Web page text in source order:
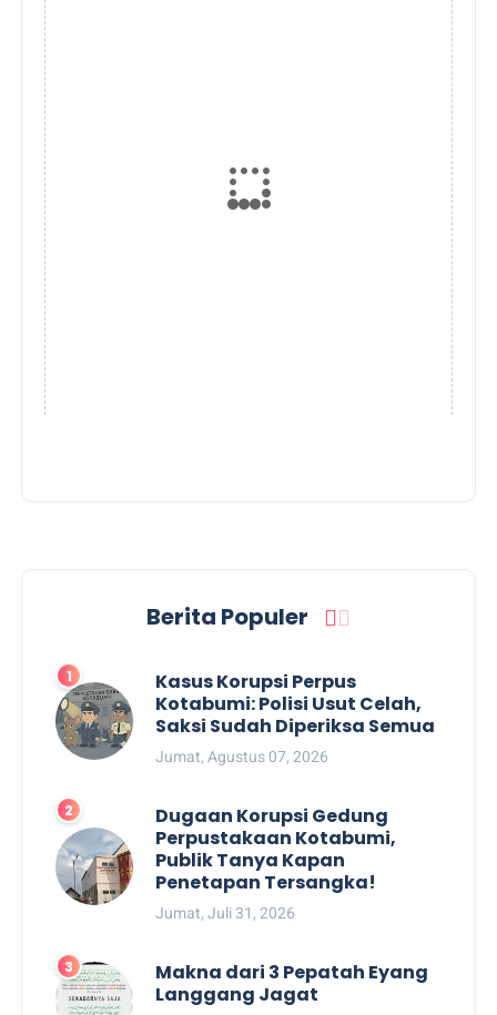
Berita Populer
Kasus Korupsi Perpus
Kotabumi: Polisi Usut Celah,
Saksi Sudah Diperiksa Semua
Jumat, Agustus 07, 2026
Dugaan Korupsi Gedung
Perpustakaan Kotabumi,
Publik Tanya Kapan
Penetapan Tersangka!
Jumat, Juli 31, 2026
Makna dari 3 Pepatah Eyang
Langgang Jagat